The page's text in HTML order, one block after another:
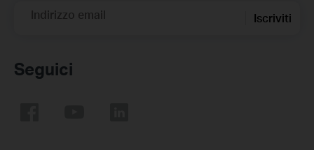
Indirizzo email Iscriviti
Seguici